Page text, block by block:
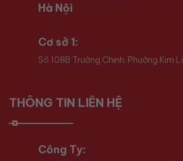
Hà Nội
Cơ sở 1:
Số 108B Trường Chinh, Phường Kim
THÔNG TIN LIÊN HỆ
Công Ty: